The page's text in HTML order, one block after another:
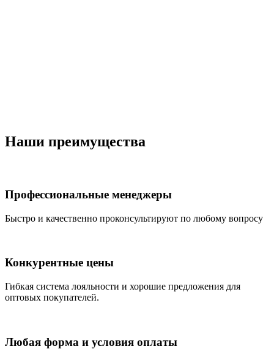
Наши преимущества
Профессиональные менеджеры
Быстро и качественно проконсультируют по любому вопросу
Конкурентные цены
Гибкая система лояльности и хорошие предложения для
оптовых покупателей.
Любая форма и условия оплаты